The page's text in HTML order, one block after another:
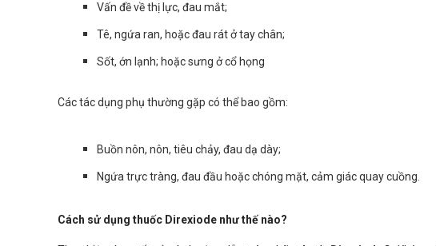
Vấn đề về thị lực, đau mắt;
Tê, ngứa ran, hoặc đau rát ở tay chân;
Sốt, ớn lạnh; hoặc sưng ở cổ họng
Các tác dụng phụ thường gặp có thể bao gồm:
Buồn nôn, nôn, tiêu chảy, đau dạ dày;
Ngứa trực tràng, đau đầu hoặc chóng mặt, cảm giác quay cuồng.
Cách sử dụng thuốc Direxiode như thế nào?